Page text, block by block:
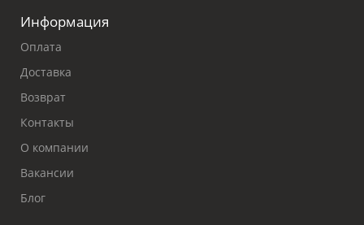
Информация
Оплата
Доставка
Возврат
Контакты
О компании
Вакансии
Блог